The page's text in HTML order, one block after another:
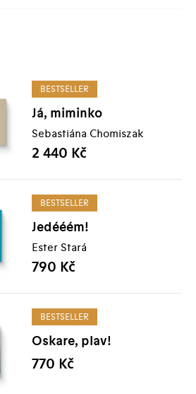
Já, miminko
Sebastiána Chomiszak
2 440 Kč
Jedééém!
Ester Stará
790 Kč
Oskare, plav!
770 Kč